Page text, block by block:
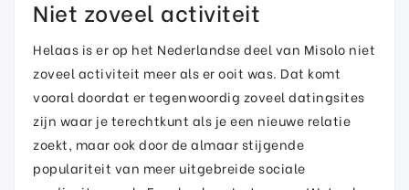
Niet zoveel activiteit
Helaas is er op het Nederlandse deel van Misolo niet
zoveel activiteit meer als er ooit was. Dat komt
vooral doordat er tegenwoordig zoveel datingsites
zijn waar je terechtkunt als je een nieuwe relatie
zoekt, maar ook door de almaar stijgende
populariteit van meer uitgebreide sociale